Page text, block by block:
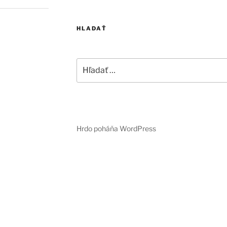
HLADAŤ
Hrdo poháňa WordPress